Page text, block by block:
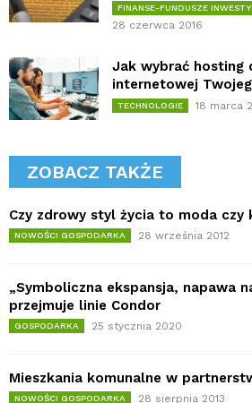
FINANSE-FUNDUSZE
28 czerwca 2016
Jak wybrać hosting
internetowej
TECHNOLOGIE 18 marca
ZOBACZ TAKŻE
Czy zdrowy styl życia to moda czy
NOWOŚCI GOSPODARKA 28 września 2012
„Symboliczna ekspansja, napawa
przejmuje linie Condor
GOSPODARKA 25 stycznia 2020
Mieszkania komunalne w
NOWOŚCI GOSPODARKA 28 sierpnia 2013